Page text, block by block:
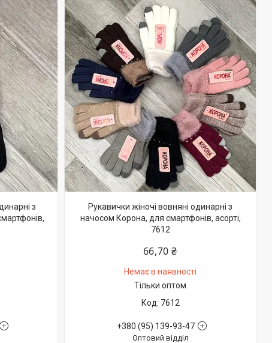
з
Рукавички жіночі вовняні одинарні з
начосом Корона, для смартфонів, асорті,
7612
66,70 ₴
Немає в наявності
Тільки оптом
7612
+380 (95) 139-93-47
Оптовий відділ